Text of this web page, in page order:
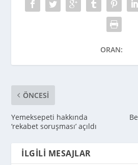
ORAN:
ÖNCESI
Yemeksepeti hakkında
‘rekabet soruşması’ açıldı
İLGILI MESAJLAR